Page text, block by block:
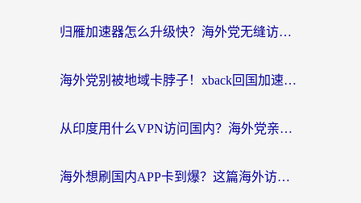
归雁加速器怎么升级快？海外党无缝访问国内资源的全攻略（附免费VPN推荐Dcard热门款）
海外党别被地域卡脖子！xback回国加速器选择全攻略，轻松刷剧玩国服
从印度用什么VPN访问国内？海外党亲测的无缝回国上网指南
海外想刷国内APP卡到爆？这篇海外访问国内服务器加速指南帮你解决所有问题